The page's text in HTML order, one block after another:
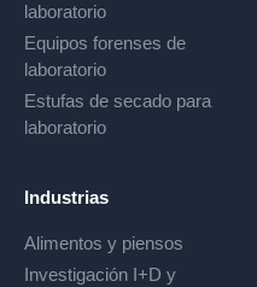
laboratorio
Equipos forenses de
laboratorio
Estufas de secado para
laboratorio
Industrias
Alimentos y piensos
Investigación I+D y